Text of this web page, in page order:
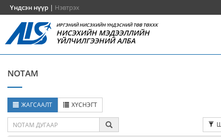
Үндсэн нүүр | Нэвтрэх
ИРГЭНИЙ НИСЭХИЙН ҮНДЭСНИЙ ТӨВ ТӨХХК
НИСЭХИЙН МЭДЭЭЛЛИЙН
ҮЙЛЧИЛГЭЭНИЙ АЛБА
NOTAM
ЖАГСААЛТ ХҮСНЭГТ